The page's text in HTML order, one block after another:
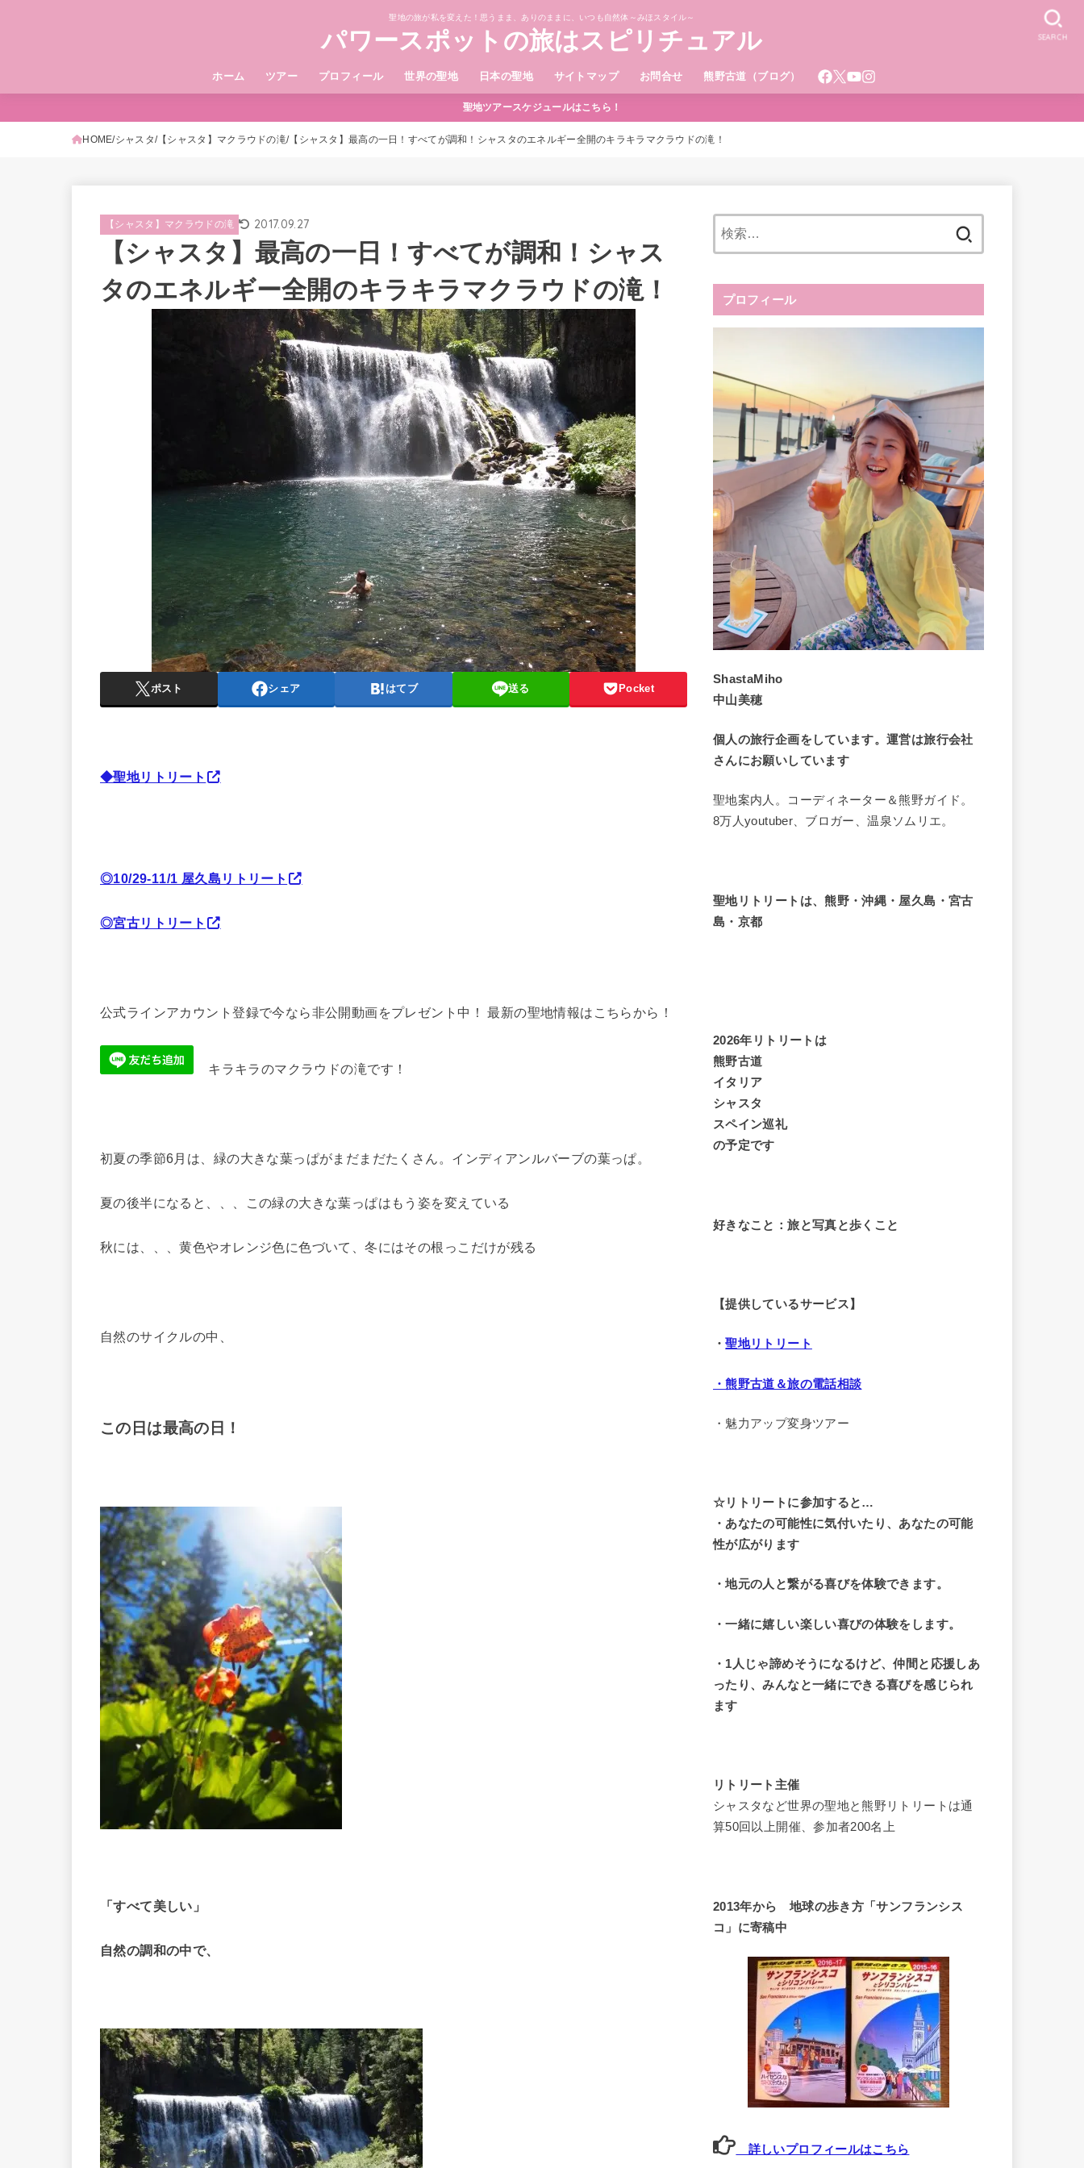
聖地の旅が私を変えた！思うまま、ありのままに、いつも自然体～みほスタイル～
パワースポットの旅はスピリチュアル
ホーム ツアー プロフィール 世界の聖地 日本の聖地 サイトマップ お問合せ 熊野古道（ブログ）
SEARCH
聖地ツアースケジュールはこちら！
HOME シャスタ 【シャスタ】マクラウドの滝 【シャスタ】最高の一日！すべてが調和！シャスタのエネルギー全開のキラキラマクラウドの滝！
【シャスタ】マクラウドの滝 2017.09.27
【シャスタ】最高の一日！すべてが調和！シャス
タのエネルギー全開のキラキラマクラウドの滝！
ポスト シェア はてブ 送る Pocket
◆聖地リトリート
◎10/29-11/1 屋久島リトリート
◎宮古リトリート
公式ラインアカウント登録で今なら非公開動画をプレゼント中！ 最新の聖地情報はこちらから！
キラキラのマクラウドの滝です！
初夏の季節6月は、緑の大きな葉っぱがまだまだたくさん。インディアンルバーブの葉っぱ。
夏の後半になると、、、この緑の大きな葉っぱはもう姿を変えている
秋には、、、黄色やオレンジ色に色づいて、冬にはその根っこだけが残る
自然のサイクルの中、
この日は最高の日！
「すべて美しい」
自然の調和の中で、
プロフィール
ShastaMiho
中山美穂
個人の旅行企画をしています。運営は旅行会社
さんにお願いしています
聖地案内人。コーディネーター＆熊野ガイド。
8万人youtuber、ブロガー、温泉ソムリエ。
聖地リトリートは、熊野・沖縄・屋久島・宮古
島・京都
2026年リトリートは
熊野古道
イタリア
シャスタ
スペイン巡礼
の予定です
好きなこと：旅と写真と歩くこと
【提供しているサービス】
・聖地リトリート
・熊野古道＆旅の電話相談
・魅力アップ変身ツアー
☆リトリートに参加すると…
・ あなたの可能性に気付いたり、あなたの可能
性が広がります
・地元の人と繋がる喜びを体験できます。
・一緒に嬉しい楽しい喜びの体験をします。
・1人じゃ諦めそうになるけど、仲間と応援しあ
ったり、みんなと一緒にできる喜びを感じられ
ます
リトリート主催
シャスタなど世界の聖地と熊野リトリートは通
算50回以上開催、参加者200名上
2013年から 地球の歩き方「サンフランシス
コ」に寄稿中
詳しいプロフィールはこちら